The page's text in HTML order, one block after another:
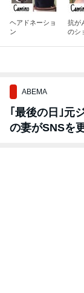
ヘアドネーショ
ン
抗が
のシ
ABEMA
｢最後の日｣元
の妻がSNSを